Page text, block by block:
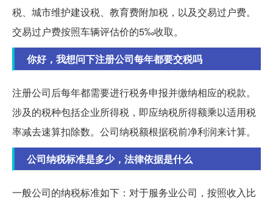
税、城市维护建设税、教育费附加税，以及交易过户费。
交易过户费按照车辆评估价的5‰收取。
你好，我想问下注册公司每年都要交税吗
注册公司后每年都需要进行税务申报并缴纳相应的税款。
涉及的税种包括企业所得税，即应纳税所得额乘以适用税
率减去速算扣除数。公司纳税额根据税前净利润来计算。
公司纳税标准是多少，法律依据是什么
一般公司的纳税标准如下：对于服务业公司，按照收入比